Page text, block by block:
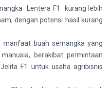
Lentera F1 kurang lebih
dengan potensi hasil kurang
buah semangka yang
berakibat permintaan
F1 untuk usaha agribisnis